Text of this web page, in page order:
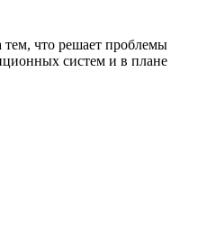
что решает проблемы
систем и в плане